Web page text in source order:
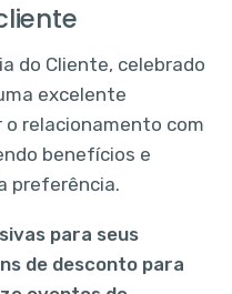
do Cliente, celebrado
excelente
relacionamento com
benefícios e
preferência.
para seus
de desconto para